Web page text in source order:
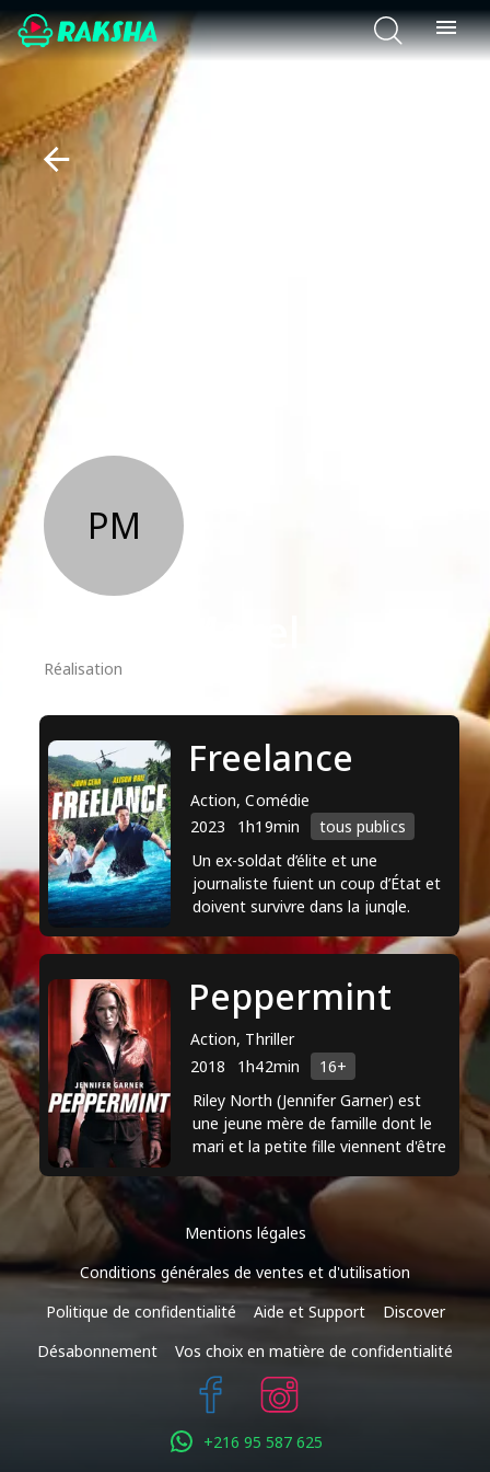
PM
Réalisation
Freelance
Action, Comédie
2023
1h19min
tous publics
Un ex-soldat d’élite et une
journaliste fuient un coup d’État et
doivent survivre dans la jungle.
Peppermint
Action, Thriller
2018
1h42min
16+
Riley North (Jennifer Garner) est
une jeune mère de famille dont le
mari et la petite fille viennent d'être
système ...
Mentions légales
Conditions générales de ventes et d'utilisation
Politique de confidentialité
Aide et Support
Discover
Désabonnement
Vos choix en matière de confidentialité
+216 95 587 625